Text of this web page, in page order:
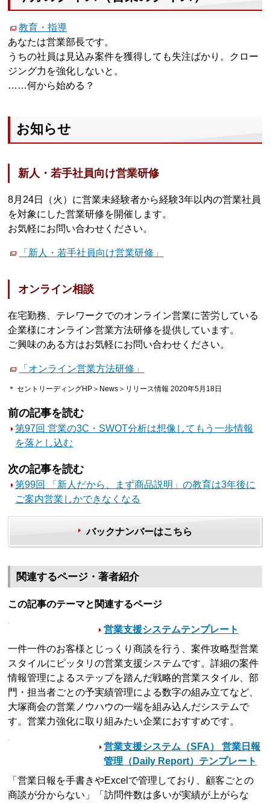
教育・指導
あなたは営業部長です。
うちの社員は見込み案件を獲得しても失注ばかり。クロー
ジング力を強化しないと。
……何から始める？
お知らせ
新人・若手社員向け営業研修
8月24日（火）に営業未経験者から経験3年以内の営業社員
を対象にした営業研修を開催します。
お気軽にお問い合わせください。
「新人・若手社員向け営業研修」
オンライン相談
在宅勤務、テレワークでのオンライン営業に苦労している
企業様にオンライン営業方法研修を提供しています。
ご興味のある方はお気軽にお問い合わせください。
「オンライン営業方法研修」
＊ セントリーディングHP＞News＞リリース情報 2020年5月18日
前の記事を読む
第97回 営業の3C・SWOT分析は想像してもう一歩情報
を落とし込む
次の記事を読む
第99回 「新人だから、まず商品説明」の教育は3年後に
ご案内営業しかできなくなる
バックナンバーはこちら
関連するページ・著者紹介
この記事のテーマと関連するページ
営業支援システムテンプレート
一件一件のお客様とじっくり商談を行う、案件攻略型営業
スタイルにピッタリの営業支援システムです。詳細の案件
情報管理によるステップを踏んだ戦略的営業スタイル、部
門・担当者ごとの予実績管理による数字の組み立てなど、
大塚商会の営業ノウハウの一端を組み込んだシステムで
す。営業力強化に取り組みたい企業におすすめです。
営業支援システム（SFA） 営業日報
管理（Daily Report）テンプレート
「営業日報を手書きやExcelで管理しており、顧客ごとの
商談が分からない」「訪問件数は多いが実績が上がらな